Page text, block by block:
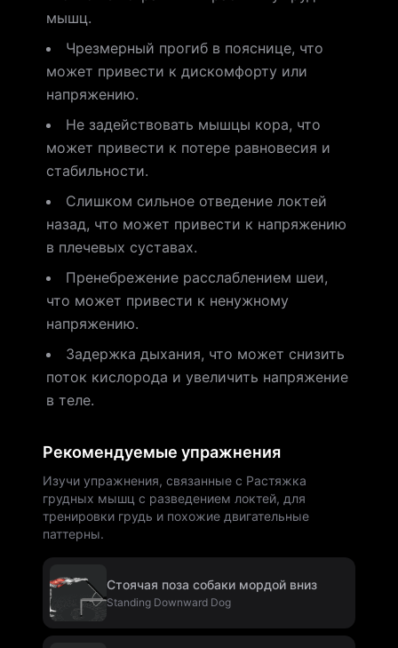
мышц.
Чрезмерный прогиб в пояснице, что
может привести к дискомфорту или
напряжению.
Не задействовать мышцы кора, что
может привести к потере равновесия и
стабильности.
Слишком сильное отведение локтей
назад, что может привести к напряжению
в плечевых суставах.
Пренебрежение расслаблением шеи,
что может привести к ненужному
напряжению.
Задержка дыхания, что может снизить
поток кислорода и увеличить напряжение
в теле.
Рекомендуемые упражнения
Изучи упражнения, связанные с Растяжка
грудных мышц с разведением локтей, для
тренировки грудь и похожие двигательные
паттерны.
Стоячая поза собаки мордой вниз
Standing Downward Dog